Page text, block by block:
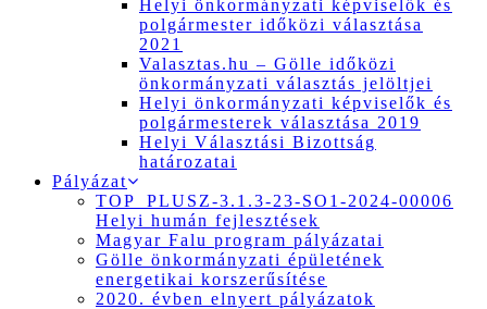
Helyi önkormányzati képviselők és
polgármester időközi választása
2021
Valasztas.hu – Gölle időközi
önkormányzati választás jelöltjei
Helyi önkormányzati képviselők és
polgármesterek választása 2019
Helyi Választási Bizottság
határozatai
Pályázat
TOP_PLUSZ-3.1.3-23-SO1-2024-00006
Helyi humán fejlesztések
Magyar Falu program pályázatai
Gölle önkormányzati épületének
energetikai korszerűsítése
2020. évben elnyert pályázatok